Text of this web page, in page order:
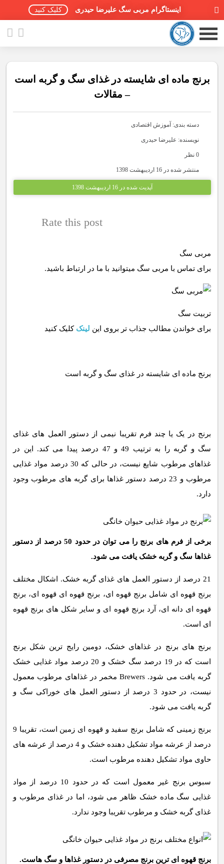
اینستاگرام مربی سگ علیرضا حیدری کلیک کنید
پادکست سگ ها
برنج ماده ای شایسته در غذای سگ و گربه است
– مقالات
دسته بندی: آموزش اقتصادی
نویسنده: علیرضا حیدری
0 نظر
منتشر شده در 16 اردیبهشت 1398
آپدیت شده در 16 اردیبهشت 1398
Rate this post
مربی سگ
برای تماس با مربی سگ میتوانید با ما در ارتباط باشید.
تربیت سگ
برای خواندن مطالب جذاب تر بروی این لینک کلیک کنید
برنج در یک یا چند فرم تقریبا نیمی از دستور العمل های غذای
سگ و گربه را به ترتیب 49 و 47 درصد پیدا می کند. این در
غذاهای مرطوب شایع نیست، در حالی که 30 درصد مواد غذایی
مرطوب و 23 درصد دستور غذاها برای گربه های مرطوب وجود
دارد.
برخی از فرم های برنج را می توان در حدود 50 درصد از دستور
غذاها سگ و گربه خشک یافت می شود.
21 درصد از دستور العمل های غذای گربه خشک. اشکال مختلف
برنج قهوه ای شامل برنج قهوه ای، برنج قهوه ای قهوه ای، برنج
قهوه ای دانه ای، آرد برنج قهوه ای و سایر شکل های برنج قهوه
ای است.
برنج های برنج در غذاهای خشک، دومین رایج ترین شکل برنج
است که در 19 درصد سگ خشک و 20 درصد مواد غذایی خشک
گربه یافت می شود. Brewers مخمر در غذاهای مرطوب معمول
نیست، در حدود 3 درصد از دستور العمل های خوراکی سگ و
گربه یافت می شود.
برنج زمینی که شامل برنج سفید و قهوه ای زمین است، تقریبا 9
درصد از عرشه مواد تشکیل دهنده خشک و 4 درصد از عرشه های
حاوی مواد تشکیل دهنده مرطوب است.
سبوس برنج غیر معمول است که در حدود 10 درصد از مواد
غذایی سگ ماده خشک ظاهر می شود، اما در غذای مرطوب و
غذای گربه خشک و مرطوب تقریبا وجود ندارد.
برنج قهوه ای ترین برنج مصرفی در دستور غذاها و سگ هاست.